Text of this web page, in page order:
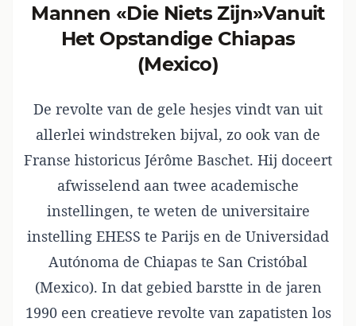
Mannen «Die Niets Zijn»Vanuit
Het Opstandige Chiapas
(Mexico)
De revolte van de gele hesjes vindt van uit
allerlei windstreken bijval, zo ook van de
Franse historicus Jérôme Baschet. Hij doceert
afwisselend aan twee academische
instellingen, te weten de universitaire
instelling EHESS te Parijs en de Universidad
Autónoma de Chiapas te San Cristóbal
(Mexico). In dat gebied barstte in de jaren
1990 een creatieve revolte van zapatisten los